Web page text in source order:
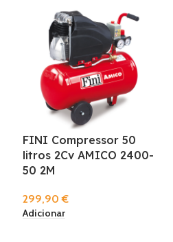
FINI Compressor 50
litros 2Cv AMICO 2400-
50 2M
299,90€
Adicionar